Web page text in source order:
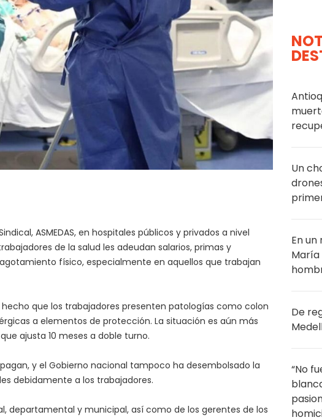
ASMEDAS, en hospitales públicos y privados a nivel
de la salud les adeudan salarios, primas y
físico, especialmente en aquellos que trabajan
que los trabajadores presenten patologías como colon
a elementos de protección. La situación es aún más
ajusta 10 meses a doble turno.
y el Gobierno nacional tampoco ha desembolsado la
debidamente a los trabajadores.
departamental y municipal, así como de los gerentes de los
Un
En
De
“No